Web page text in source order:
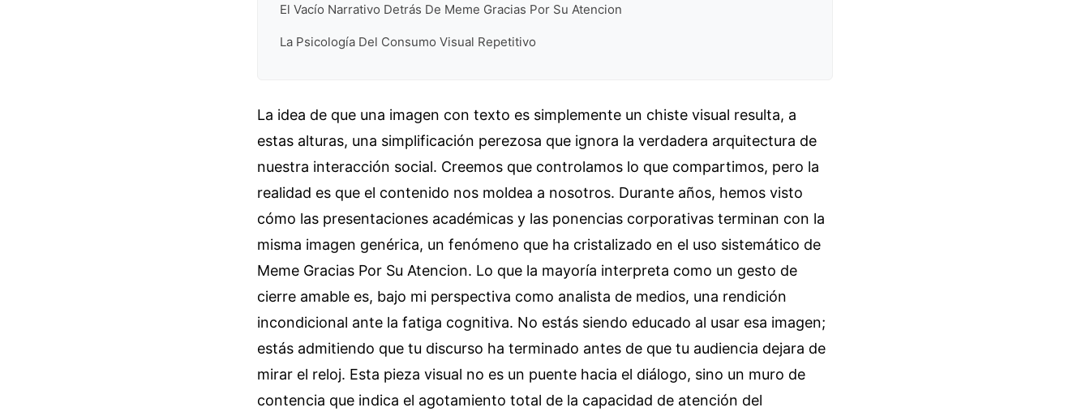
El Vacío Narrativo Detrás De Meme Gracias Por Su Atencion
La Psicología Del Consumo Visual Repetitivo
La idea de que una imagen con texto es simplemente un chiste visual resulta, a
estas alturas, una simplificación perezosa que ignora la verdadera arquitectura de
nuestra interacción social. Creemos que controlamos lo que compartimos, pero la
realidad es que el contenido nos moldea a nosotros. Durante años, hemos visto
cómo las presentaciones académicas y las ponencias corporativas terminan con la
misma imagen genérica, un fenómeno que ha cristalizado en el uso sistemático de
Meme Gracias Por Su Atencion. Lo que la mayoría interpreta como un gesto de
cierre amable es, bajo mi perspectiva como analista de medios, una rendición
incondicional ante la fatiga cognitiva. No estás siendo educado al usar esa imagen;
estás admitiendo que tu discurso ha terminado antes de que tu audiencia dejara de
mirar el reloj. Esta pieza visual no es un puente hacia el diálogo, sino un muro de
contencia que indica el agotamiento total de la capacidad de atención del